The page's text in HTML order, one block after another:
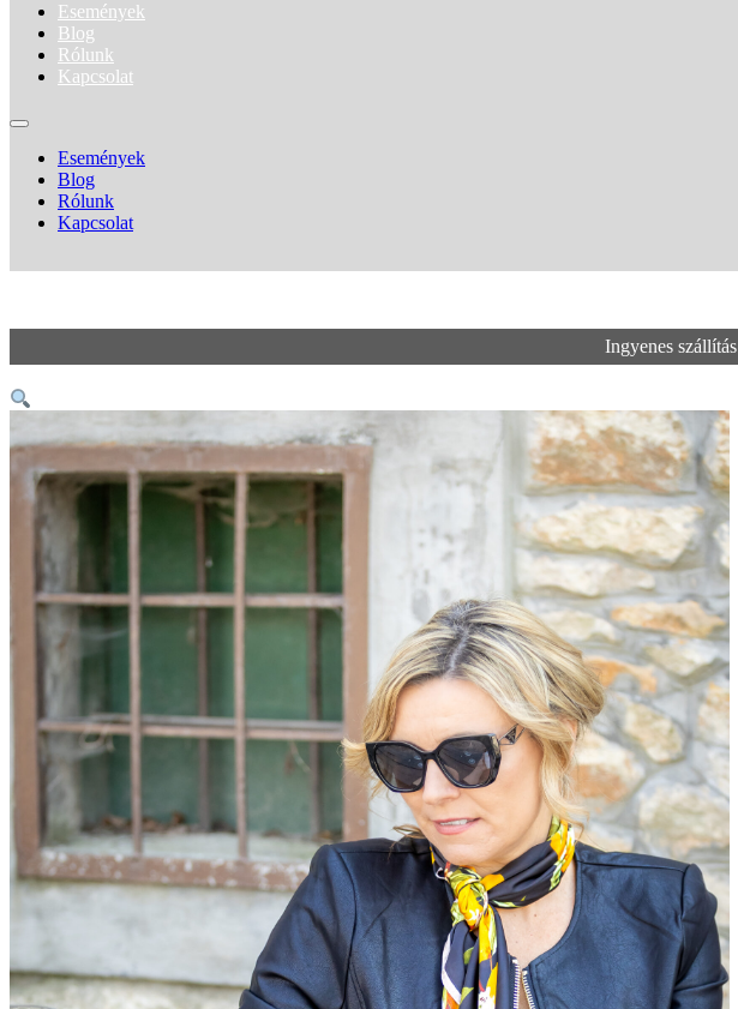
Események
Blog
Rólunk
Kapcsolat
Események
Blog
Rólunk
Kapcsolat
Ingyenes szállítás